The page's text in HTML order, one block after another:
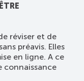
réviser et de
préavis. Elles
en ligne. A ce
connaissance